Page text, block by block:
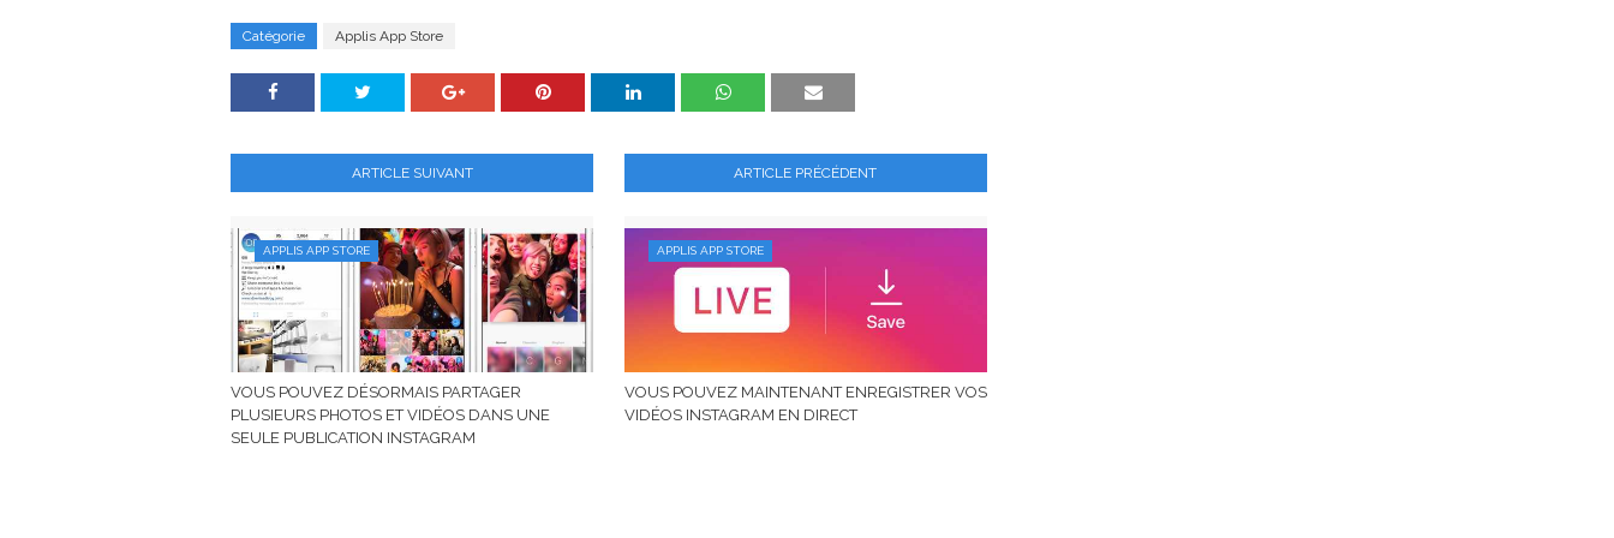
Catégorie Applis App Store
ARTICLE SUIVANT
APPLIS APP STORE
VOUS POUVEZ DÉSORMAIS PARTAGER
PLUSIEURS PHOTOS ET VIDÉOS DANS UNE
SEULE PUBLICATION INSTAGRAM
ARTICLE PRÉCÉDENT
APPLIS APP STORE
VOUS POUVEZ MAINTENANT ENREGISTRER VOS
VIDÉOS INSTAGRAM EN DIRECT